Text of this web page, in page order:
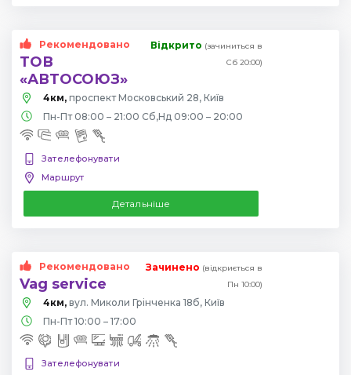
Рекомендовано
ТОВ
«АВТОСОЮЗ»
Відкрито (зачиниться в
Сб 20:00)
4км, проспект Московський 28, Київ
Пн-Пт 08:00 – 21:00 Сб,Нд 09:00 – 20:00
Зателефонувати
Маршрут
Детальніше
Рекомендовано
Vag service
Зачинено (відкриється в
Пн 10:00)
4км, вул. Миколи Грінченка 18б, Київ
Пн-Пт 10:00 – 17:00
Зателефонувати